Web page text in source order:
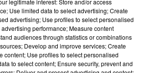
dernier, on l’a vu avec Sochaux, les
mêlés, mais dans le bon sens du
en demandant au comité de
Nous ce qu’on veut, c’est
On a vu des choses qui se
Sochaux, avec des entreprises...
legitimate interest: Store and/or access
Use limited data to select advertising; Create
advertising; Use profiles to select personalised
performance; Measure content
audiences through statistics or combinations
Develop and improve services; Create
content; Use profiles to select personalised
to select content; Ensure security, prevent and